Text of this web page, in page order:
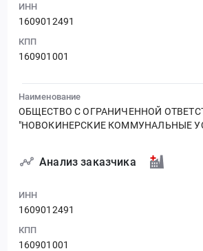
ИНН
1609012491
КПП
160901001
Наименование
ОБЩЕСТВО С ОГРАНИЧЕННОЙ
"НОВОКИНЕРСКИЕ КОММУНАЛЬНЫЕ
Анализ заказчика
ИНН
1609012491
КПП
160901001